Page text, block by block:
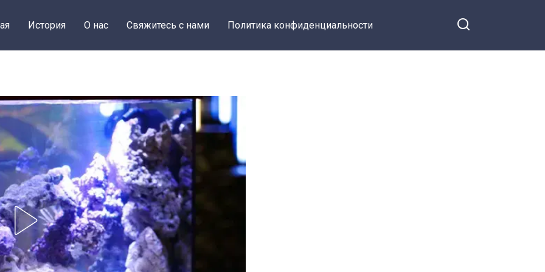
История О нас Свяжитесь с нами Политика конфиденциальности